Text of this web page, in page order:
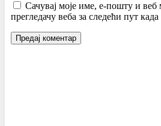
Сачувај моје име, е-пошту и веб
прегледачу веба за следећи пут